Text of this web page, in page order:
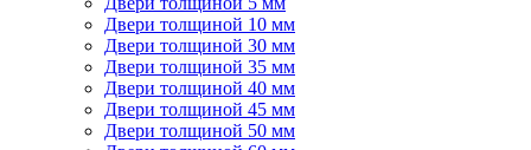
Двери толщиной 10 мм
Двери толщиной 30 мм
Двери толщиной 35 мм
Двери толщиной 40 мм
Двери толщиной 45 мм
Двери толщиной 50 мм